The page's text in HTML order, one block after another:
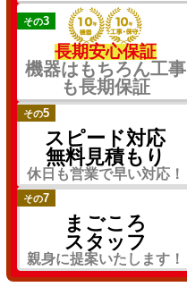
その3
長期安心保証
機器はもちろん工事
も長期保証
その5
スピード対応
無料見積もり
休日も営業で早い対応！
その7
まごころ
スタッフ
親身に提案いたします！